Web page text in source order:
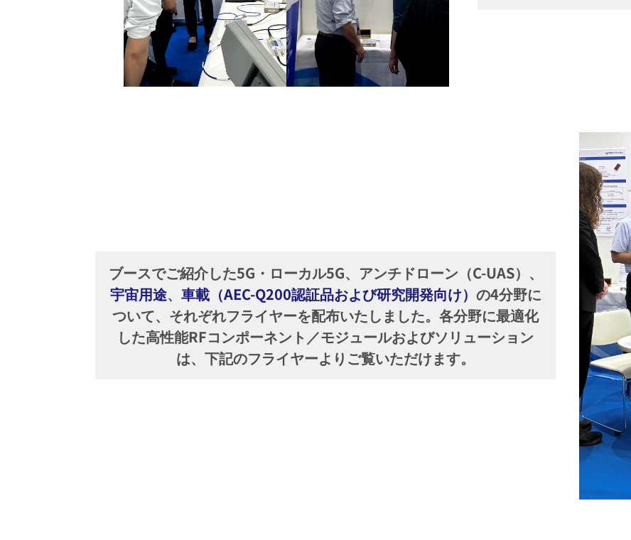
ブースでご紹介した5G・ローカル5G、アンチドローン（C-UAS） 、
宇宙用途、 車載（AEC-Q200認証品および研究開発向け） の4分野に
ついて、それぞれフライヤーを配布いたしました。各分野に最適化
した高性能RFコンポーネント／モジュールおよびソリューション
は、下記のフライヤーよりご覧いただけます。